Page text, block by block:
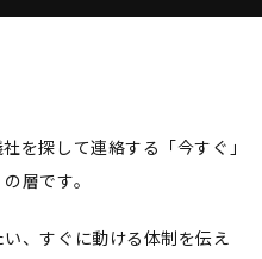
を探して連絡する「今すぐ」
層です。
、すぐに動ける体制を伝え